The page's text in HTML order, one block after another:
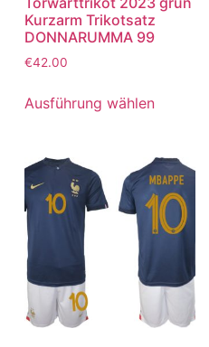
Kurzarm Trikotsatz
DONNARUMMA 99
€42.00
Ausführung wählen